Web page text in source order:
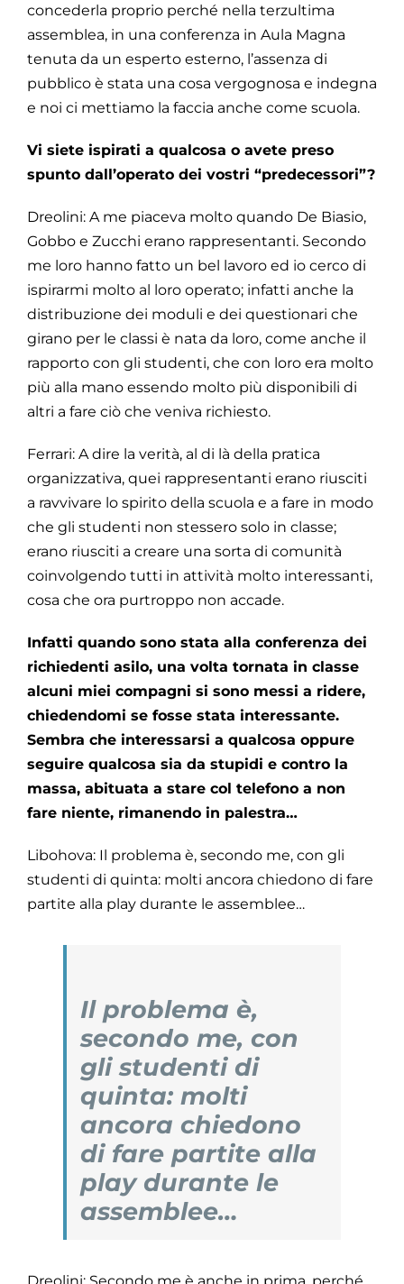
concederla proprio perché nella terzultima
assemblea, in una conferenza in Aula Magna
tenuta da un esperto esterno, l’assenza di
pubblico è stata una cosa vergognosa e indegna
e noi ci mettiamo la faccia anche come scuola.
Vi siete ispirati a qualcosa o avete preso
spunto dall’operato dei vostri “predecessori”?
Dreolini: A me piaceva molto quando De Biasio,
Gobbo e Zucchi erano rappresentanti. Secondo
me loro hanno fatto un bel lavoro ed io cerco di
ispirarmi molto al loro operato; infatti anche la
distribuzione dei moduli e dei questionari che
girano per le classi è nata da loro, come anche il
rapporto con gli studenti, che con loro era molto
più alla mano essendo molto più disponibili di
altri a fare ciò che veniva richiesto.
Ferrari: A dire la verità, al di là della pratica
organizzativa, quei rappresentanti erano riusciti
a ravvivare lo spirito della scuola e a fare in modo
che gli studenti non stessero solo in classe;
erano riusciti a creare una sorta di comunità
coinvolgendo tutti in attività molto interessanti,
cosa che ora purtroppo non accade.
Infatti quando sono stata alla conferenza dei
richiedenti asilo, una volta tornata in classe
alcuni miei compagni si sono messi a ridere,
chiedendomi se fosse stata interessante.
Sembra che interessarsi a qualcosa oppure
seguire qualcosa sia da stupidi e contro la
massa, abituata a stare col telefono a non
fare niente, rimanendo in palestra…
Libohova: Il problema è, secondo me, con gli
studenti di quinta: molti ancora chiedono di fare
partite alla play durante le assemblee…
Il problema è,
secondo me, con
gli studenti di
quinta: molti
ancora chiedono
di fare partite alla
play durante le
assemblee…
Dreolini: Secondo me è anche in prima, perché